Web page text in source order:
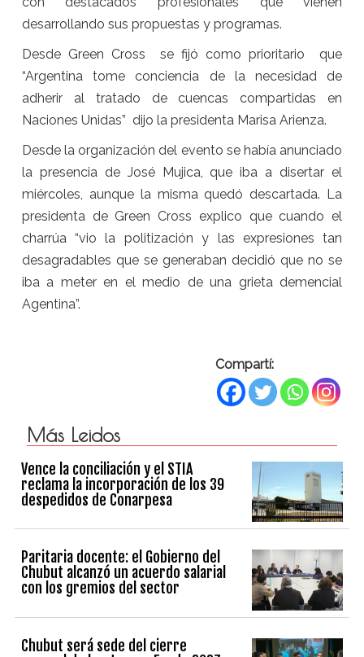
desarrollando sus propuestas y programas.
Desde Green Cross se fijó como prioritario que
“Argentina tome conciencia de la necesidad de
adherir al tratado de cuencas compartidas en
Naciones Unidas” dijo la presidenta Marisa Arienza.
Desde la organización del evento se había anunciado
la presencia de José Mujica, que iba a disertar el
miércoles, aunque la misma quedó descartada. La
presidenta de Green Cross explico que cuando el
charrúa “vio la politización y las expresiones tan
desagradables que se generaban decidió que no se
iba a meter en el medio de una grieta demencial
Agentina”.
Compartí:
Más Leidos
Vence la conciliación y el STIA
reclama la incorporación de los 39
despedidos de Conarpesa
Paritaria docente: el Gobierno del
Chubut alcanzó un acuerdo salarial
con los gremios del sector
Chubut será sede del cierre